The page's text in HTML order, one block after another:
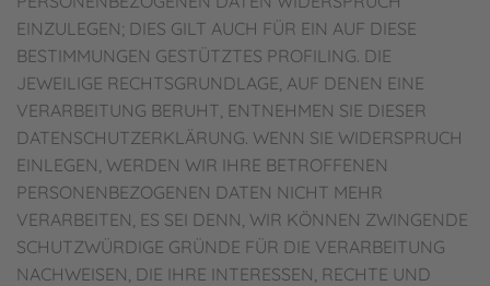
EINZULEGEN; DIES GILT AUCH FÜR EIN AUF DIESE
BESTIMMUNGEN GESTÜTZTES PROFILING. DIE
JEWEILIGE RECHTSGRUNDLAGE, AUF DENEN EINE
VERARBEITUNG BERUHT, ENTNEHMEN SIE DIESER
DATENSCHUTZERKLÄRUNG. WENN SIE WIDERSPRUCH
EINLEGEN, WERDEN WIR IHRE BETROFFENEN
PERSONENBEZOGENEN DATEN NICHT MEHR
VERARBEITEN, ES SEI DENN, WIR KÖNNEN ZWINGENDE
SCHUTZWÜRDIGE GRÜNDE FÜR DIE VERARBEITUNG
NACHWEISEN, DIE IHRE INTERESSEN, RECHTE UND